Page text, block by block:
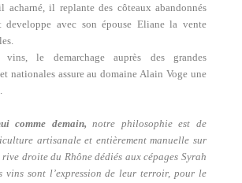
acharné, il replante des côteaux abandonnés
developpe avec son épouse Eliane la vente
le demarchage auprès des grandes
nationales assure au domaine Alain Voge une
comme demain,notre philosophie est de
artisanale et entièrement manuelle sur
droite du Rhône dédiés aux cépages Syrah
vins sont l’expression de leur terroir, pour le